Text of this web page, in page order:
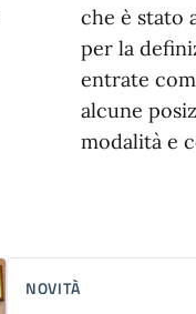
che è stato
per la
entrate
alcune
modalità e
NOVITÀ